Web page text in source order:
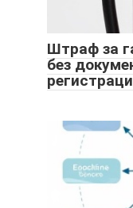
Штраф за
без